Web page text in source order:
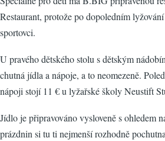
Restaurant, protože po dopoledním
sportovci.
U pravého dětského stolu s dětským
chutná jídla a nápoje, a to neomezeně.
nápoji stojí 11 € u lyžařské školy Neustift
Jídlo je připravováno vysloveně s ohledem
prázdnin si tu ti nejmenší rozhodně